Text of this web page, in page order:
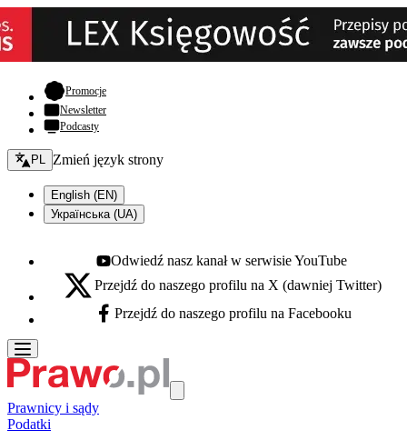
Promocje- otwiera się w nowej karcie
Newsletter
Podcasty
Zmień język - bieżący:
PL Zmień język strony
English (EN)
Українська (UA)
Youtube - otwiera się w nowej karcie
Odwiedź nasz kanał w serwisie YouTube
X - otwiera się w nowej karcie
Przejdź do naszego profilu na X (dawniej Twitter)
Facebook - otwiera się w nowej karcie
Przejdź do naszego profilu na Facebooku
Prawnicy i sądy
Podatki